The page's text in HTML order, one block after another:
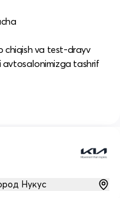
chiqish va test-drayv
avtosalonimizga tashrif
Нукус